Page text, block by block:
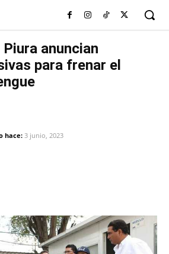
anuncian
para frenar el
hace: 3 junio, 2023